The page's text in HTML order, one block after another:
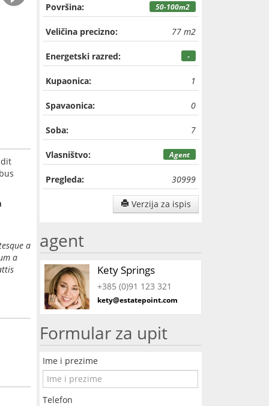
a
a
Površina: 50-100m2
Veličina precizno: 77 m2
Energetski razred: -
Kupaonica: 1
Spavaonica: 0
Soba: 7
Vlasništvo: Agent
Pregleda: 30999
Verzija za ispis
agent
Kety Springs
+385 (0)91 123 321
kety@estatepoint.com
Formular za upit
Ime i prezime
Telefon